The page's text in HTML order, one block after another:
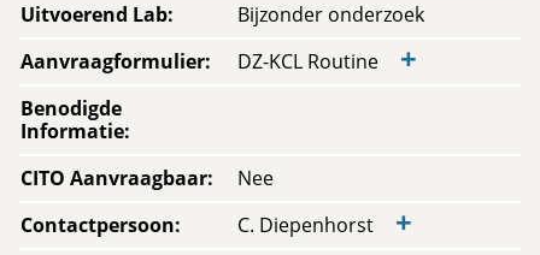
Uitvoerend Lab:
Bijzonder onderzoek
Aanvraagformulier: DZ-KCL Routine +
Benodigde
Informatie:
CITO Aanvraagbaar:
Nee
Contactpersoon: C. Diepenhorst +